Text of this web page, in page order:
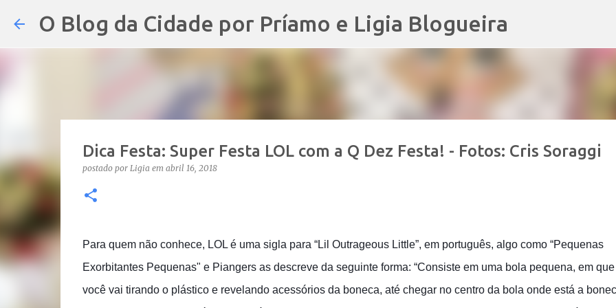
Pular para o conteúdo principal
O Blog da Cidade por Príamo e Ligia Blogueira
Dica Festa: Super Festa LOL com a Q Dez Festa! - Fotos: Cris Soraggi
postado por Ligia em abril 16, 2018
Para quem não conhece, LOL é uma sigla para “Lil Outrageous Little”, em português, algo como “Pequenas
Exorbitantes Pequenas" e Piangers as descreve da seguinte forma: “Consiste em uma bola pequena, em que
você vai tirando o plástico e revelando acessórios da boneca, até chegar no centro da bola onde está a